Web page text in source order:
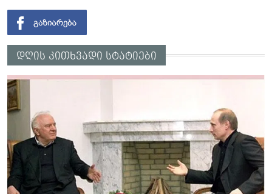
დღის კითხვადი სტატიები